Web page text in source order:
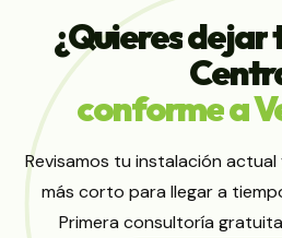
¿Quieresdejar
conformea
Revisamos tu instalación
más corto para llegar a
Primera consultoría